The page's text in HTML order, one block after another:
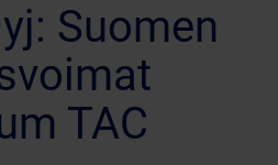
Suomen
TAC